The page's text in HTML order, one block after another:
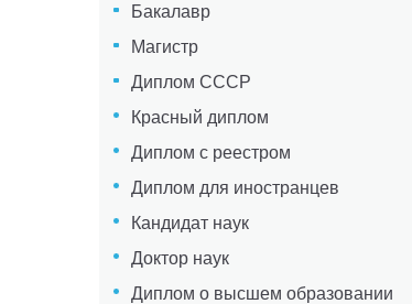
Бакалавр
Магистр
Диплом СССР
Красный диплом
Диплом с реестром
Диплом для иностранцев
Кандидат наук
Доктор наук
Диплом о высшем образовании